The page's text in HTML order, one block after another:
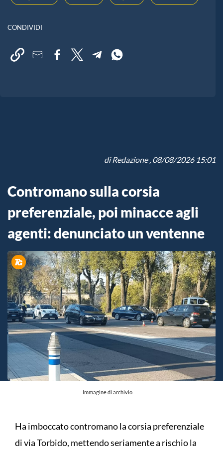
CONDIVIDI
diRedazione, 08/08/2026 15:01
Contromano sulla corsia
preferenziale, poi minacce agli
agenti: denunciato un ventenne
Immagine di archivio
Ha imboccato contromano la corsia preferenziale
di via Torbido, mettendo seriamente a rischio la